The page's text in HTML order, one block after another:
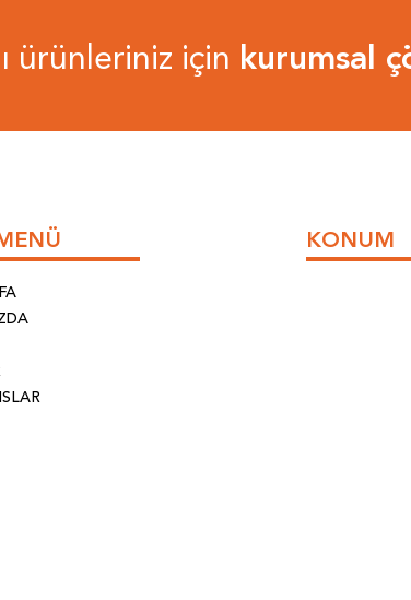
ürünleriniz için kurumsal
KONUM